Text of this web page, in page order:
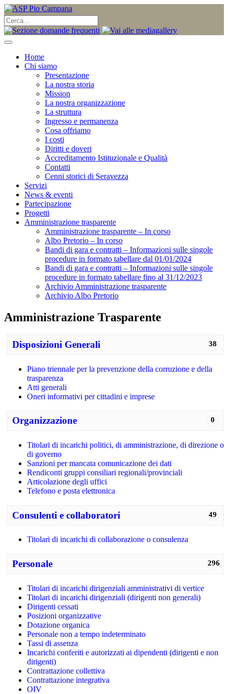
Home
Chi siamo
Presentazione
La nostra storia
Mission
La nostra organizzazione
La struttura
Ingresso e permanenza
Cosa offriamo
I costi
Diritti e doveri
Accreditamento Istituzionale e Qualità
Contatti
Cenni storici di Seravezza
Servizi
News & eventi
Partecipazione
Progetti
Amministrazione trasparente
Amministrazione trasparente – In corso
Albo Pretorio – In corso
Bandi di gara e contratti – Informazioni sulle singole
procedure in formato tabellare dal 01/01/2024
Bandi di gara e contratti – Informazioni sulle singole
procedure in formato tabellare fino al 31/12/2023
Archivio Amministrazione trasparente
Archivio Albo Pretorio
Amministrazione Trasparente
38
Disposizioni Generali
Piano triennale per la prevenzione della corruzione e della
trasparenza
Atti generali
Oneri informativi per cittadini e imprese
0
Organizzazione
Titolari di incarichi politici, di amministrazione, di direzione o
di governo
Sanzioni per mancata comunicazione dei dati
Rendiconti gruppi consiliari regionali/provinciali
Articolazione degli uffici
Telefono e posta elettronica
49
Consulenti e collaboratori
Titolari di incarichi di collaborazione o consulenza
296
Personale
Titolari di incarichi dirigenziali amministrativi di vertice
Titolari di incarichi dirigenziali (dirigenti non generali)
Dirigenti cessati
Posizioni organizzative
Dotazione organica
Personale non a tempo indeterminato
Tassi di assenza
Incarichi conferiti e autorizzati ai dipendenti (dirigenti e non
dirigenti)
Contrattazione collettiva
Contrattazione integrativa
OIV